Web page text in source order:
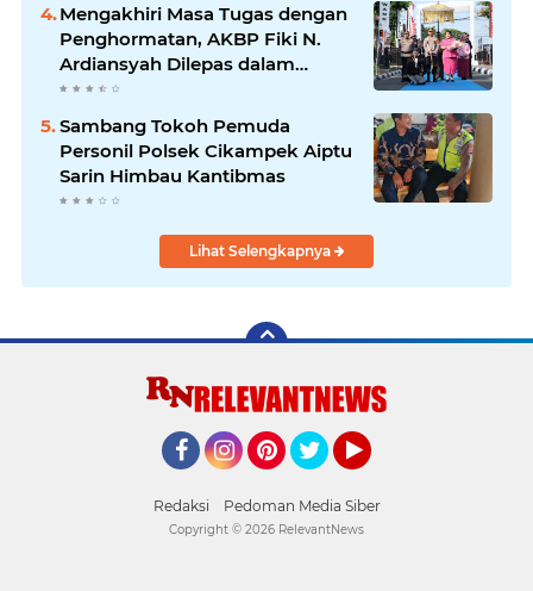
Mengakhiri Masa Tugas dengan
Penghormatan, AKBP Fiki N.
Ardiansyah Dilepas dalam
Upacara Farewell Parade oleh
Pol Mario Prahatinto
Sambang Tokoh Pemuda
Personil Polsek Cikampek Aiptu
Sarin Himbau Kantibmas
Lihat Selengkapnya
Redaksi Pedoman Media Siber
Copyright © 2026 RelevantNews